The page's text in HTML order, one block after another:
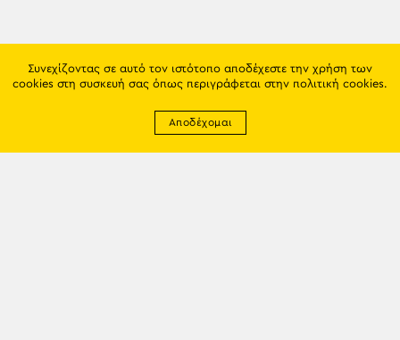
Συνεχίζοντας σε αυτό τον ιστότοπο αποδέχεστε την χρήση των
cookies στη συσκευή σας όπως περιγράφεται στην πολιτική cookies.
Αποδέχομαι